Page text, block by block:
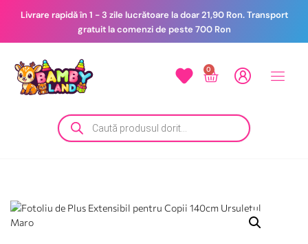
Livrare rapidă în 1 - 3 zile lucrătoare la doar 21,90 Ron. Transport
gratuit la comenzi de peste 700 Ron
0